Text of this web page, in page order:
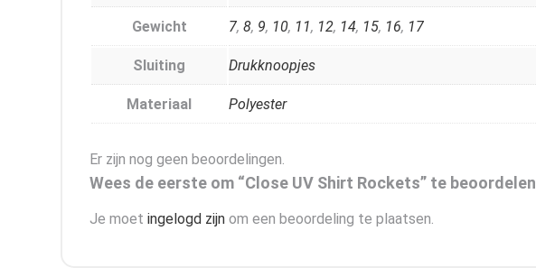
Gewicht 7, 8, 9, 10, 11, 12, 14, 15, 16, 17
Sluiting Drukknoopjes
Materiaal Polyester
Er zijn nog geen beoordelingen.
Wees de eerste om “Close UV Shirt Rockets” te beoordelen
Je moet ingelogd zijn om een beoordeling te plaatsen.